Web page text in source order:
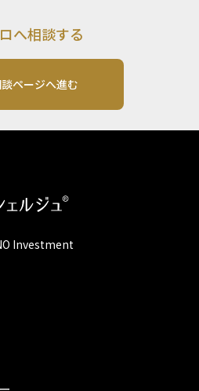
へ相談する
ページへ進む
Investment